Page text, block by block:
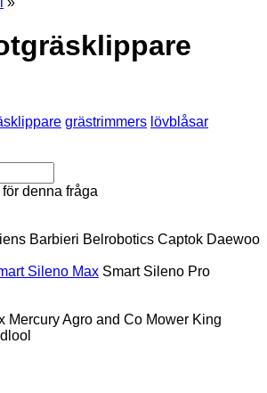
grästrimmers lövblåsar
denna fråga
Barbieri Belrobotics Captok Daewoo
Sileno Max Smart Sileno Pro
Mercury Agro and Co Mower King